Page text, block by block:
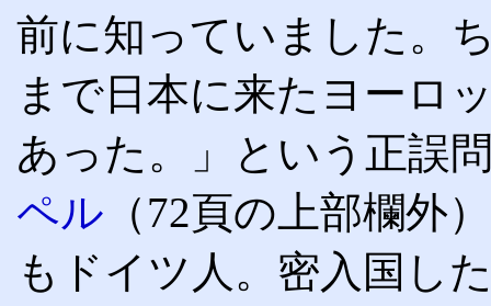
前に知っていました。
まで日本に来たヨーロ
あった。」という正誤
ペル （72頁の上部欄外
もドイツ人。密入国し